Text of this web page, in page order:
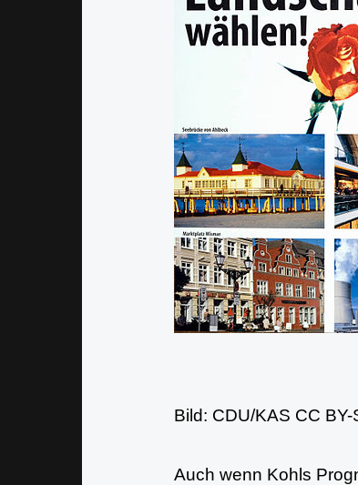
Bild: CDU/KAS CC BY-
Auch wenn Kohls